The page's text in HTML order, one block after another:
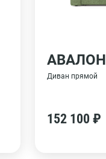
АВАЛОН
Диван прямой
152 100 ₽